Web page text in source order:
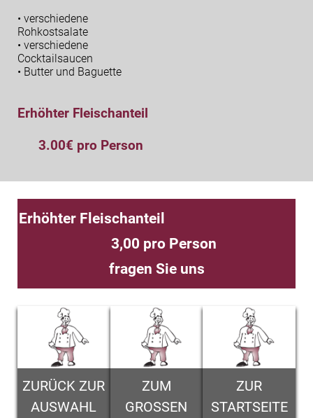
• verschiedene
Rohkostsalate
• verschiedene
Cocktailsaucen
• Butter und Baguette
Erhöhter Fleischanteil
3.00€ pro Person
Erhöhter Fleischanteil
3,00 pro Person
fragen Sie uns
ZURÜCK ZUR
AUSWAHL
ZUM
GROSSEN
ZUR
STARTSEITE